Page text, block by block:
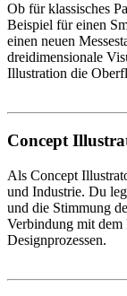
Ob für klassisches
Beispiel für einen
einen neuen
dreidimensionale
Illustration die
Concept
Als Concept
und Industrie. Du
und die Stimmung
Verbindung mit dem
Designprozessen.